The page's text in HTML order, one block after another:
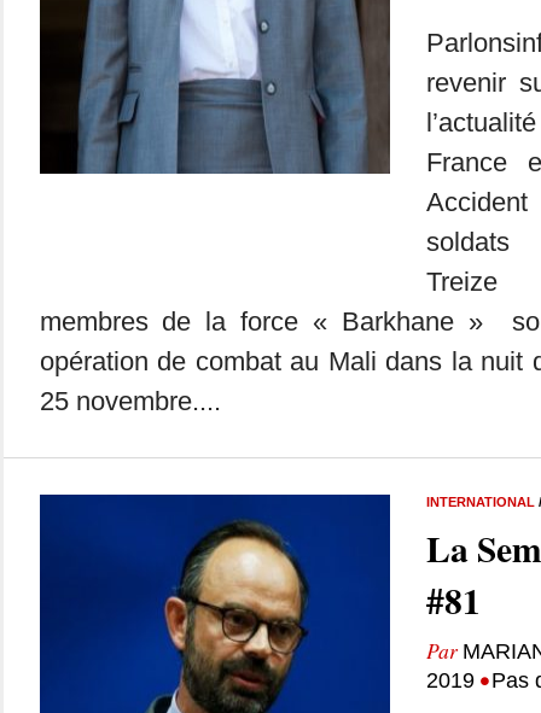
revenir
France
soldats
Treize
membres de la force « Barkhane »
opération de combat au Mali dans la nuit
25 novembre....
INTERNATIONAL
La
#81
Par
2019 •Pas